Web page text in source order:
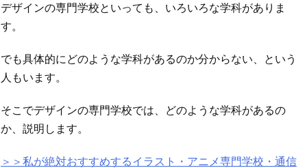
デザインの専門学校といっても、いろいろな学科がありま
す。
でも具体的にどのような学科があるのか分からない、という
人もいます。
そこでデザインの専門学校では、どのような学科があるの
か、説明します。
＞＞私が絶対おすすめするイラスト・アニメ専門学校・通信